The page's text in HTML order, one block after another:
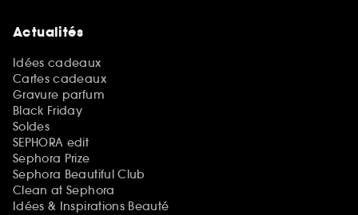
Actualités
Idées cadeaux
Cartes cadeaux
Gravure parfum
Black Friday
Soldes
SEPHORA edit
Sephora Prize
Sephora Beautiful Club
Clean at Sephora
Idées & Inspirations Beauté